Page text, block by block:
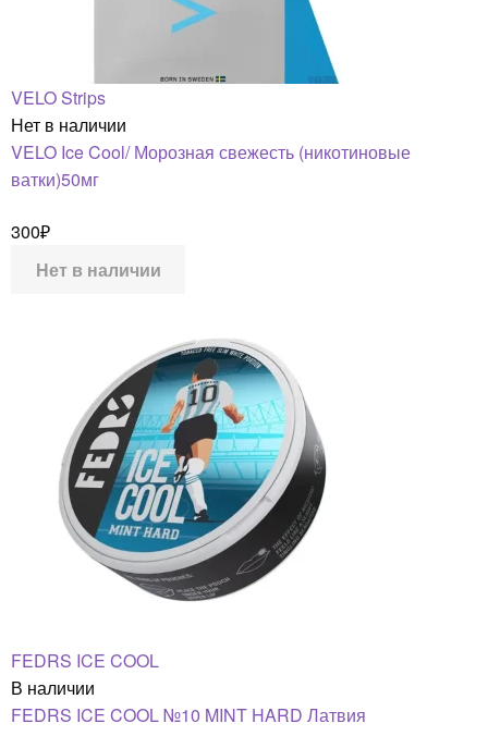
VELO Strips
Нет в наличии
VELO Ice Cool/ Морозная свежесть (никотиновые
ватки)50мг
300₽
Нет в наличии
FEDRS ICE COOL
В наличии
FEDRS ICE COOL №10 MINT HARD Латвия